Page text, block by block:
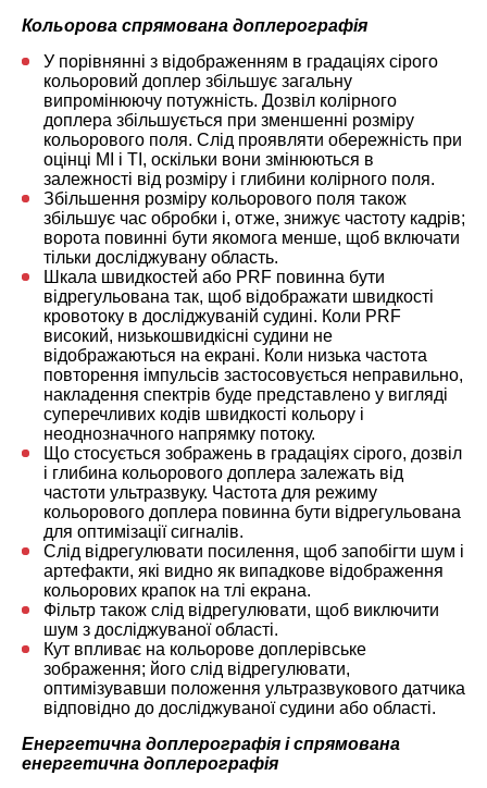
Кольорова спрямована доплерографія
У порівнянні з відображенням в градаціях сірого
кольоровий доплер збільшує загальну
випромінюючу потужність. Дозвіл колірного
доплера збільшується при зменшенні розміру
кольорового поля. Слід проявляти обережність при
оцінці MI і TI, оскільки вони змінюються в
залежності від розміру і глибини колірного поля.
Збільшення розміру кольорового поля також
збільшує час обробки і, отже, знижує частоту кадрів;
ворота повинні бути якомога менше, щоб включати
тільки досліджувану область.
Шкала швидкостей або PRF повинна бути
відрегульована так, щоб відображати швидкості
кровотоку в досліджуваній судині. Коли PRF
високий, низькошвидкісні судини не
відображаються на екрані. Коли низька частота
повторення імпульсів застосовується неправильно,
накладення спектрів буде представлено у вигляді
суперечливих кодів швидкості кольору і
неоднозначного напрямку потоку.
Що стосується зображень в градаціях сірого, дозвіл
і глибина кольорового доплера залежать від
частоти ультразвуку. Частота для режиму
кольорового доплера повинна бути відрегульована
для оптимізації сигналів.
Слід відрегулювати посилення, щоб запобігти шум і
артефакти, які видно як випадкове відображення
кольорових крапок на тлі екрана.
Фільтр також слід відрегулювати, щоб виключити
шум з досліджуваної області.
Кут впливає на кольорове доплерівське
зображення; його слід відрегулювати,
оптимізувавши положення ультразвукового датчика
відповідно до досліджуваної судини або області.
Енергетична доплерографія і спрямована
енергетична доплерографія